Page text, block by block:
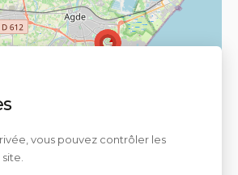
vous pouvez contrôler les